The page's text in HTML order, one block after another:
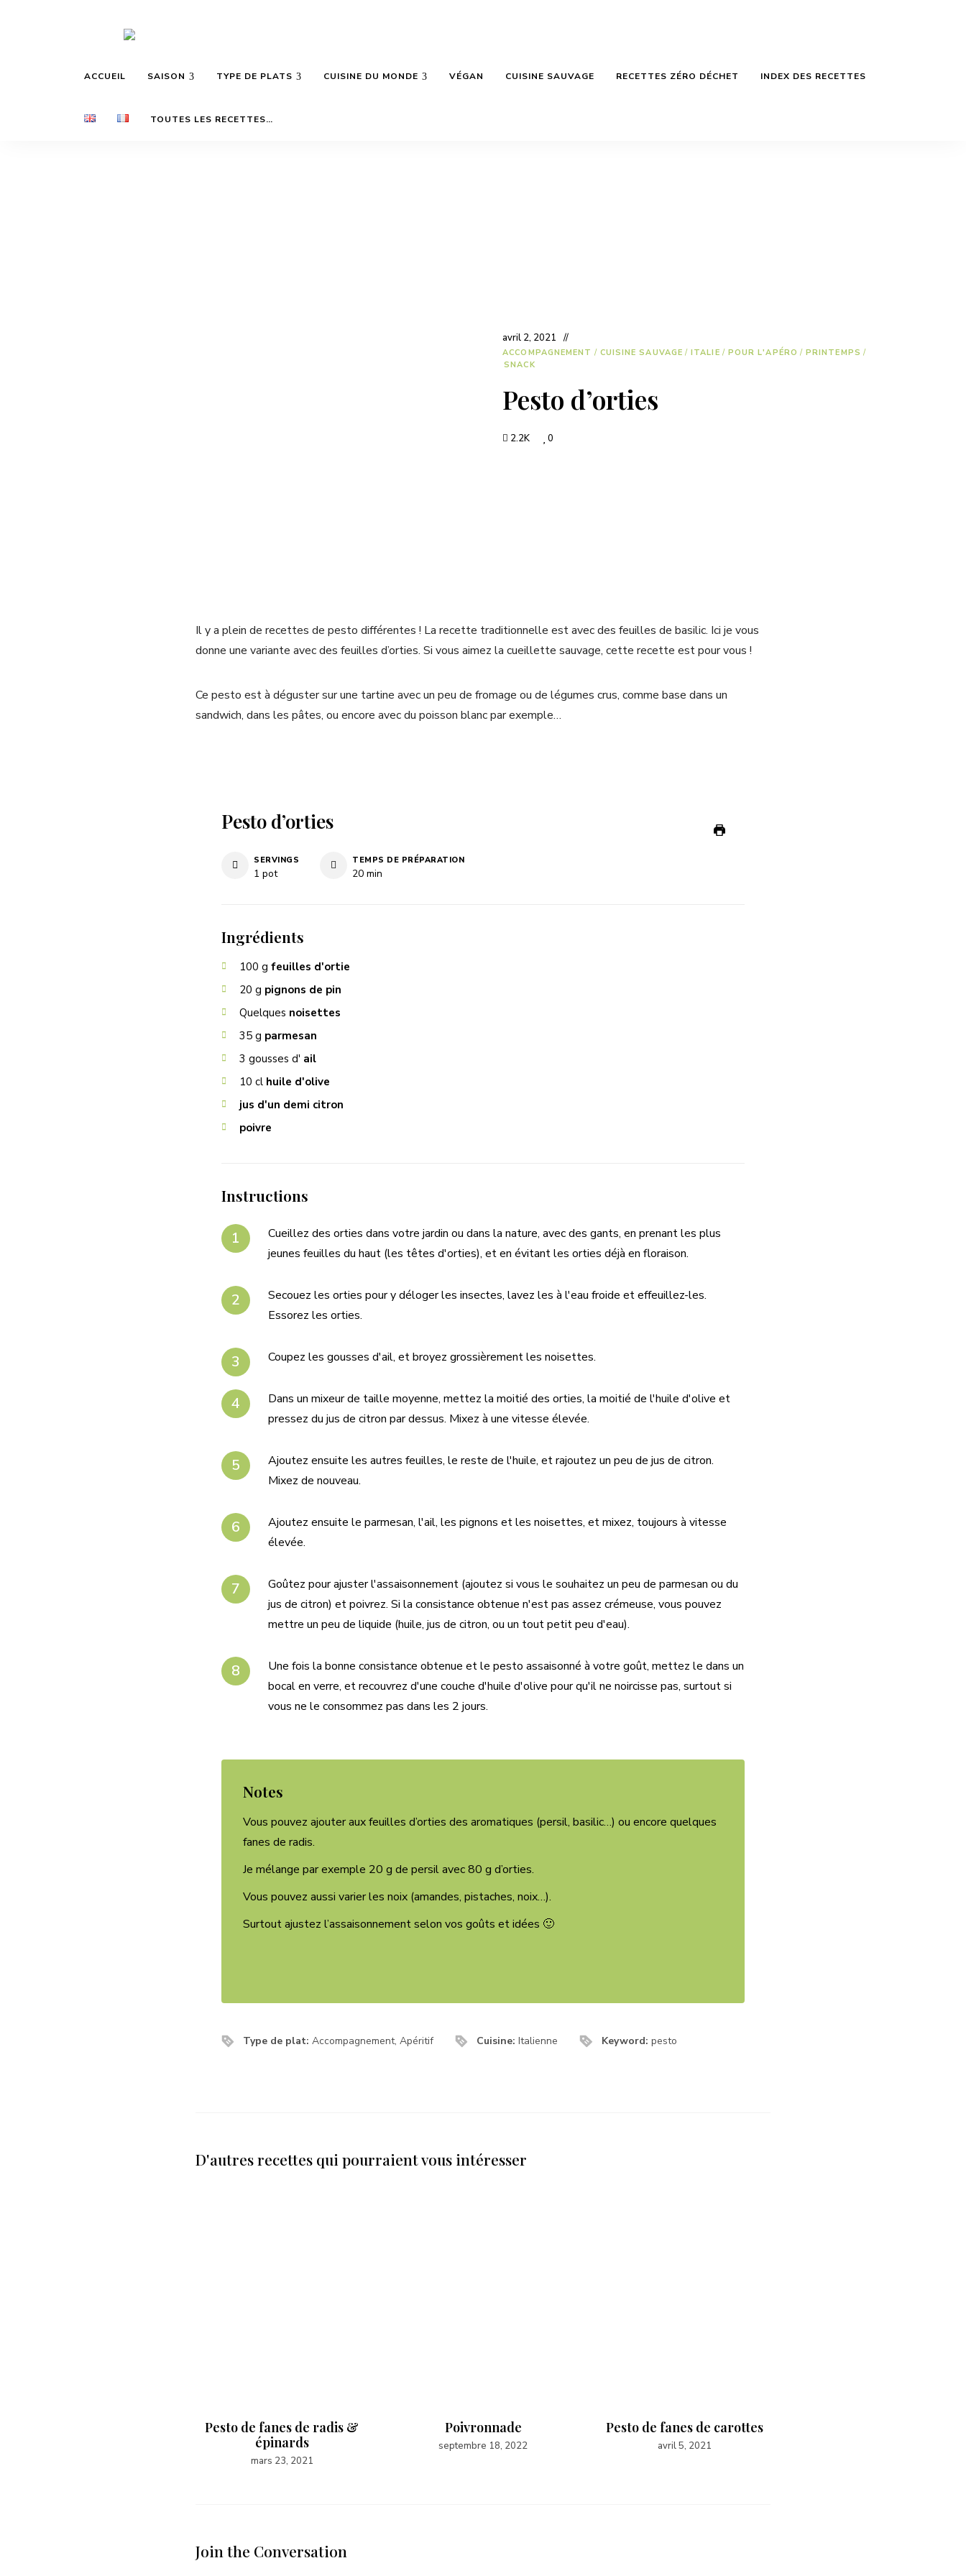
Marie's
Daily
recettes
inspirées
saisons
ACCUEIL SAISON TYPE DE PLATS CUISINE DU MONDE VÉGAN CUISINE SAUVAGE RECETTES ZÉRO DÉCHET INDEX DES RECETTES
TOUTES LES RECETTES…
avril 2, 2021
ACCOMPAGNEMENT / CUISINE SAUVAGE / ITALIE / POUR L'APÉRO / PRINTEMPS /
SNACK
Pesto d’orties
2.2K 0
Il y a plein de recettes de pesto différentes ! La recette traditionnelle est avec des feuilles de basilic. Ici je vous
donne une variante avec des feuilles d’orties. Si vous aimez la cueillette sauvage, cette recette est pour vous !
Ce pesto est à déguster sur une tartine avec un peu de fromage ou de légumes crus, comme base dans un
sandwich, dans les pâtes, ou encore avec du poisson blanc par exemple…
Pesto d’orties
SERVINGS
1 pot
TEMPS DE PRÉPARATION
20minutes
min
Ingrédients
100 g feuilles d'ortie
20 g pignons de pin
Quelques noisettes
35 g parmesan
3 gousses d' ail
10 cl huile d'olive
jus d'un demi citron
poivre
Instructions
Cueillez des orties dans votre jardin ou dans la nature, avec des gants, en prenantles plus
jeunes feuilles du haut (les têtes d'orties), et en évitant les orties déjà en floraison.
Secouez les orties pour y déloger les insectes, lavez les à l'eau froide et effeuillez-les.
Essorez les orties.
Coupez les gousses d'ail, et broyez grossièrement les noisettes.
Dans un mixeur de taille moyenne, mettez la moitié des orties, la moitié de l'huile d'olive et
pressez du jus de citron par dessus. Mixez à une vitesse élevée.
Ajoutez ensuite les autres feuilles, le reste de l'huile, et rajoutez un peu de jus de citron.
Mixez de nouveau.
Ajoutez ensuite le parmesan, l'ail, les pignons et les noisettes, et mixez, toujours à vitesse
élevée.
Goûtez pour ajuster l'assaisonnement (ajoutez si vous le souhaitez un peu de parmesan ou du
jus de citron) et poivrez. Si la consistance obtenue n'est pas assez crémeuse, vous pouvez
mettre un peu de liquide (huile, jus de citron, ou un tout petit peu d'eau).
Une fois la bonne consistance obtenue et le pesto assaisonné à votre goût, mettez le dans un
bocal en verre, et recouvrez d'une couche d'huile d'olive pour qu'il ne noircisse pas, surtout si
vous ne le consommez pas dans les 2 jours.
Notes
Vous pouvez ajouter aux feuilles d’orties des aromatiques (persil, basilic…) ou encore quelques
fanes de radis.
Je mélange par exemple 20 g de persil avec 80 g d’orties.
Vous pouvez aussi varier les noix (amandes, pistaches, noix…).
Surtout ajustez l’assaisonnement selon vos goûts et idées 🙂
Type de plat:Accompagnement, Apéritif Cuisine:Italienne Keyword: pesto
D'autres recettes qui pourraient vous intéresser
Pesto de fanes de radis &
épinards
mars 23, 2021
Poivronnade
septembre 18, 2022
Pesto de fanes de carottes
avril 5, 2021
Join the Conversation